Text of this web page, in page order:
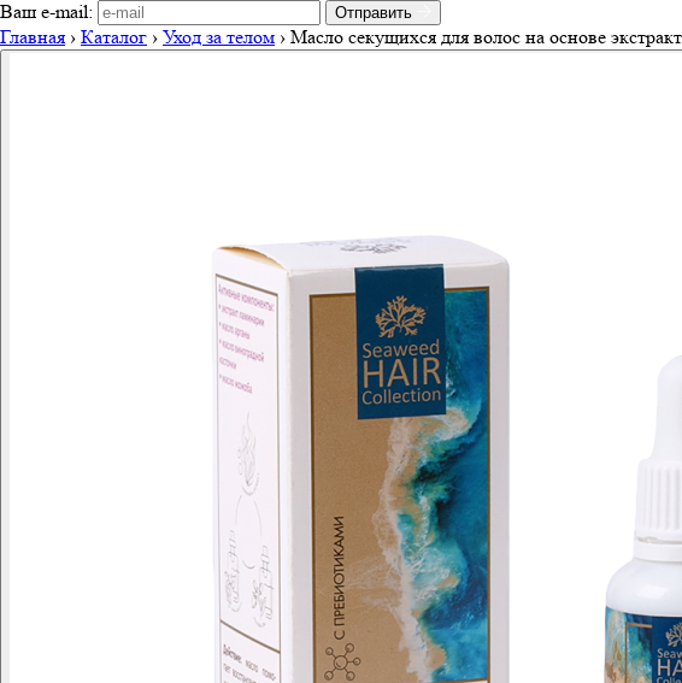
Ваш e-mail: Отправить
Главная › Каталог › Уход за телом › Масло секущихся для волос на основе